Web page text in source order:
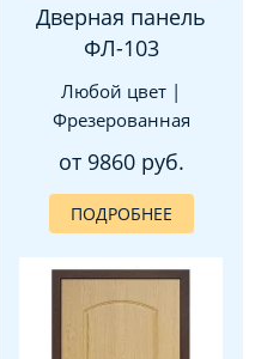
Дверная панель
ФЛ-103
Любой цвет |
Фрезерованная
от 9860 руб.
ПОДРОБНЕЕ